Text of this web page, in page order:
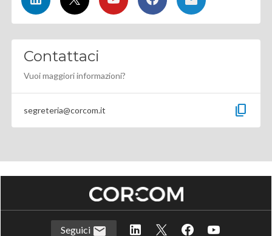
Contattaci
Vuoi maggiori informazioni?
segreteria@corcom.it content_copy
Seguici